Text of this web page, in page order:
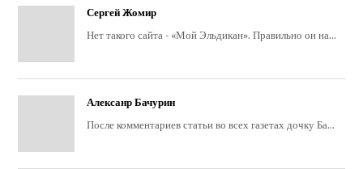
Сергей Жомир
Нет такого сайта - «Мой Эльдикан». Правильно он на...
Алексанр Бачурин
После комментариев статьи во всех газетах дочку Ба...